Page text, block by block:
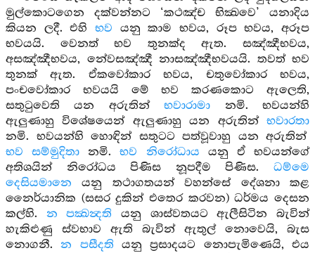
මුල්කොටගෙන දක්වන්නට ‘කථඤ්ච භික්‍ඛවෙ’ යනාදිය
කියන ලදී. එහි භව යනු කාම භවය, රූප භවය, අරූප
භවයයි. වෙනත් භව තුනක්ද ඇත. සඤ්ඤීභවය,
අසඤ්ඤීභවය, නේවසඤ්ඤී නාසඤ්ඤීභවයයි. තවත් භව
තුනක් ඇත. ඒකවෝකාර භවය, චතුවෝකාර භවය,
පංචවෝකාර භවයයි මේ භව කරණකොට ඇලෙති,
සතුටුවෙති යන අරුතින්භවාරාමා නමි. භවයන්හි
ඇලුණාහු විශේෂයෙන් ඇලුණාහු යන අරුතින් භවාරතා
නමි. භවයන්හි හොඳින් සතුටට පත්වූවාහු යන අරුතින්
භව සම්මුදිතා නමි.භව නිරෝධාය යනු ඒ භවයන්ගේ
අතිශයින් නිරෝධය පිණිස නූපදීම පිණිස. ධම්මෙ
දෙසියමානෙ යනු තථාගතයන් වහන්සේ දේශනා කළ
නෛර්යානික (සසර දුකින් එතෙර කරවන) ධර්මය දෙසන
කල්හි. න පක්‍ඛන්‍දති යනු ශාස්වතයට ඇලීසිටින බැවින්
හැකිළුණු ස්වභාව ඇති බැවින් ඇතුල් නොවෙයි, බැස
නොගනී.න පසීදති යනු ප්‍රසාදයට නොපැමිණෙයි, එය